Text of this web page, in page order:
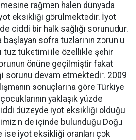
rağmen halen dünyada
eksikliği görülmektedir. İyot
ciddi bir halk sağlığı sorunudur.
başlayan sofra tuzlarının zorunlu
tuz tüketimi ile özellikle şehir
önüne geçilmiştir fakat
sorunu devam etmektedir. 2009
sonuçlarına göre Türkiye
yaklaşık yüzde
düzeyde iyot eksikliği olduğu
de içinde bulunduğu Doğu
ise iyot eksikliği oranları çok